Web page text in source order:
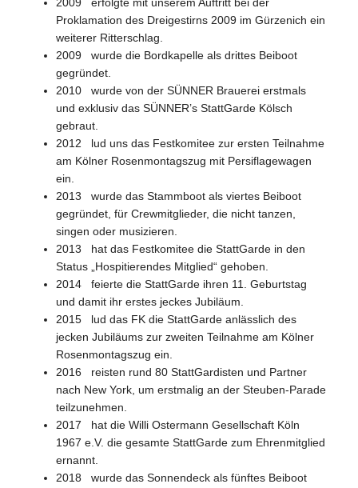
Proklamation des Dreigestirns 2009 im Gürzenich ein
weiterer Ritterschlag.
2009 wurde die Bordkapelle als drittes Beiboot
gegründet.
2010 wurde von der SÜNNER Brauerei erstmals
und exklusiv das SÜNNER’s StattGarde Kölsch
gebraut.
2012 lud uns das Festkomitee zur ersten Teilnahme
am Kölner Rosenmontagszug mit Persiflagewagen
ein.
2013 wurde das Stammboot als viertes Beiboot
gegründet, für Crewmitglieder, die nicht tanzen,
singen oder musizieren.
2013 hat das Festkomitee die StattGarde in den
Status „Hospitierendes Mitglied“ gehoben.
2014 feierte die StattGarde ihren 11. Geburtstag
und damit ihr erstes jeckes Jubiläum.
2015 lud das FK die StattGarde anlässlich des
jecken Jubiläums zur zweiten Teilnahme am Kölner
Rosenmontagszug ein.
2016 reisten rund 80 StattGardisten und Partner
nach New York, um erstmalig an der Steuben-Parade
teilzunehmen.
2017 hat die Willi Ostermann Gesellschaft Köln
1967 e.V. die gesamte StattGarde zum Ehrenmitglied
ernannt.
2018 wurde das Sonnendeck als fünftes Beiboot